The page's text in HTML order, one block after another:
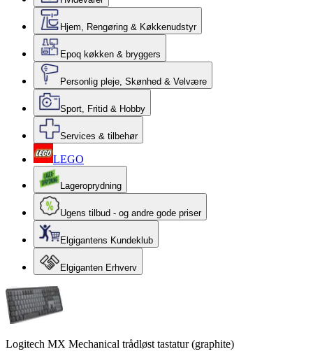
Hjem, Rengøring & Køkkenudstyr
Epoq køkken & bryggers
Personlig pleje, Skønhed & Velvære
Sport, Fritid & Hobby
Services & tilbehør
LEGO
Lageroprydning
Ugens tilbud - og andre gode priser
Elgigantens Kundeklub
Elgiganten Erhverv
Logitech MX Mechanical trådløst tastatur (graphite)